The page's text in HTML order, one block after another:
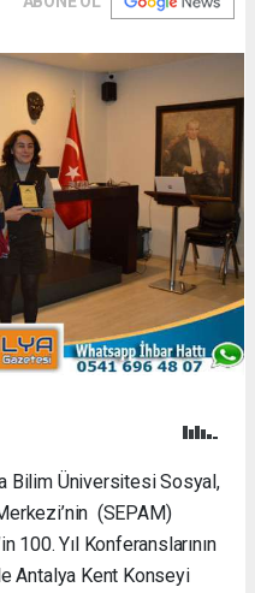
Bilim Üniversitesi Sosyal,
(SEPAM)
100. Yıl Konferanslarının
Antalya Kent Konseyi